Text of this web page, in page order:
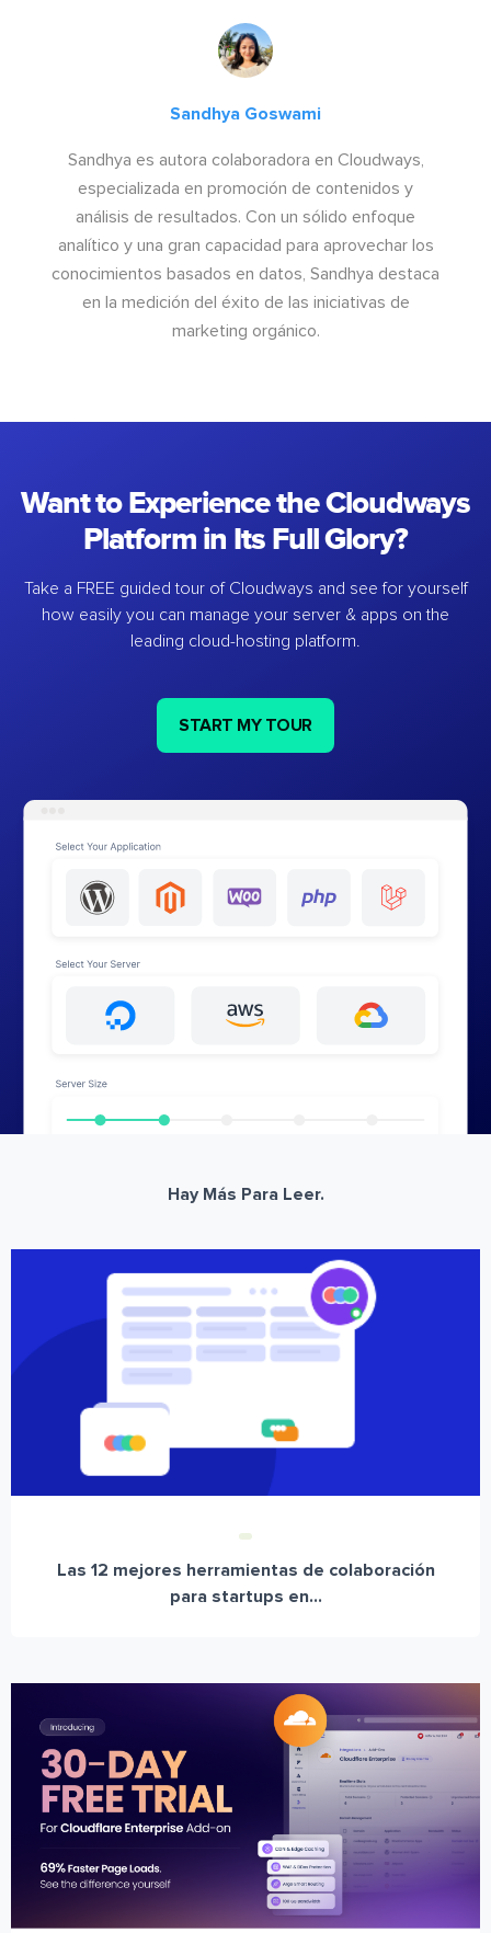
Sandhya Goswami
Sandhya es autora colaboradora en Cloudways,
especializada en promoción de contenidos y
análisis de resultados. Con un sólido enfoque
analítico y una gran capacidad para aprovechar los
conocimientos basados en datos, Sandhya destaca
en la medición del éxito de las iniciativas de
marketing orgánico.
Want to Experience the Cloudways
Platform in Its Full Glory?
Take a FREE guided tour of Cloudways and see for yourself
how easily you can manage your server & apps on the
leading cloud-hosting platform.
START MY TOUR
Hay Más Para Leer.
Las 12 mejores herramientas de colaboración
para startups en...